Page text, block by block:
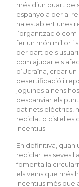
més d’un quart de
espanyola per al
ha establert unes
l’organització
fer un món millor i
per part dels
com ajudar els
d’Ucraïna, crear
desertificació i
joguines a nens
bescanviar els
patinets elèctrics,
reciclat o cistelles
incentius.
En definitiva, quan
reciclar les seves
fomenta la
els veïns que més
Incentius més que